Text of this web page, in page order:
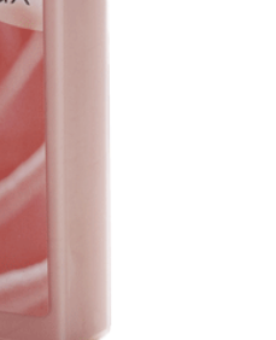
О ЦЕНТРЕ
РАСПИСАНИЕ
ПРЕПОДАВАТЕЛИ
ВЫЕЗДНЫЕ КОНСУЛЬТАЦИИ
КАРЬЕРА В УЧЕБНОМ ЦЕНТРЕ